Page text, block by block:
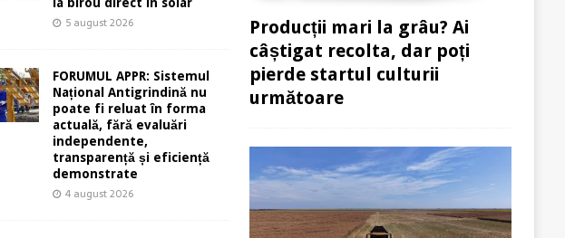
5 august 2026
FORUMUL APPR: Sistemul
Național Antigrindină nu
poate fi reluat în forma
actuală, fără evaluări
independente,
transparență și eficiență
demonstrate
4 august 2026
Producții mari la grâu? Ai
câștigat recolta, dar poți
pierde startul culturii
următoare